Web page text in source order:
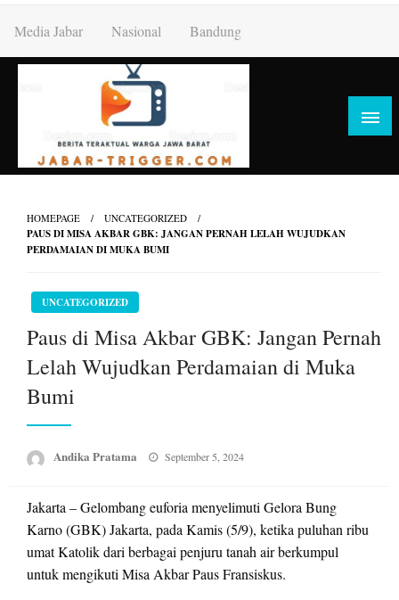
content
Media Jabar Nasional Bandung
HOMEPAGE UNCATEGORIZED
PAUS DI MISA AKBAR GBK: JANGAN PERNAH LELAH WUJUDKAN
PERDAMAIAN DI MUKA BUMI
UNCATEGORIZED
Paus di Misa Akbar GBK: Jangan Pernah
Lelah Wujudkan Perdamaian di Muka
Bumi
Andika Pratama
Posted
September 5, 2024
Jakarta – Gelombang euforia menyelimuti Gelora Bung
Karno (GBK) Jakarta, pada Kamis (5/9), ketika puluhan ribu
umat Katolik dari berbagai penjuru tanah air berkumpul
untuk mengikuti Misa Akbar Paus Fransiskus.